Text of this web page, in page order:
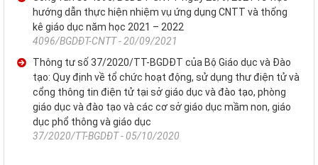
hướng dẫn thực hiện nhiệm vụ ứng dụng CNTT và thống
kê giáo dục năm học 2021 – 2022
4096/BGDĐT-CNTT - 20/09/2021
Thông tư số 37/2020/TT-BGDĐT của Bộ Giáo dục và Đào
tạo: Quy định về tổ chức hoạt động, sử dụng thư điện tử và
cổng thông tin điện tử tại sở giáo dục và đào tạo, phòng
giáo dục và đào tạo và các cơ sở giáo dục mầm non, giáo
dục phổ thông và giáo dục
37/2020/TT-BGDĐT - 05/10/2020